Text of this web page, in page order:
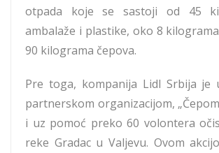
otpada koje se sastoji od 45
ambalaže i plastike, oko 8
90 kilograma čepova.
Pre toga, kompanija Lidl Srbija je
partnerskom organizacijom,
i uz pomoć preko 60 volontera
reke Gradac u Valjevu. Ovom